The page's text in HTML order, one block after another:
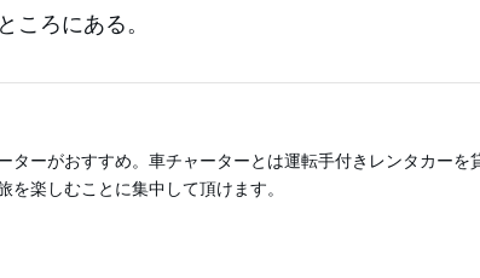
ころにある。
ーがおすすめ。車チャーターとは運転手付きレンタカーを
楽しむことに集中して頂けます。